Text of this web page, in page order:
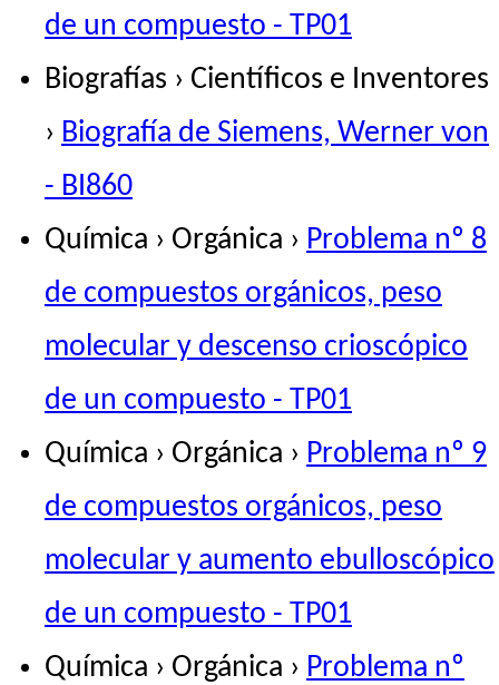
de un compuesto - TP01
Biografías › Científicos e Inventores
› Biografía de Siemens, Werner von
- BI860
Química › Orgánica › Problema nº 8
de compuestos orgánicos, peso
molecular y descenso crioscópico
de un compuesto - TP01
Química › Orgánica › Problema nº 9
de compuestos orgánicos, peso
molecular y aumento ebulloscópico
de un compuesto - TP01
Química › Orgánica › Problema nº